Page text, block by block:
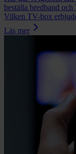
beställa bredband
Vilken TV-box
Läs mer